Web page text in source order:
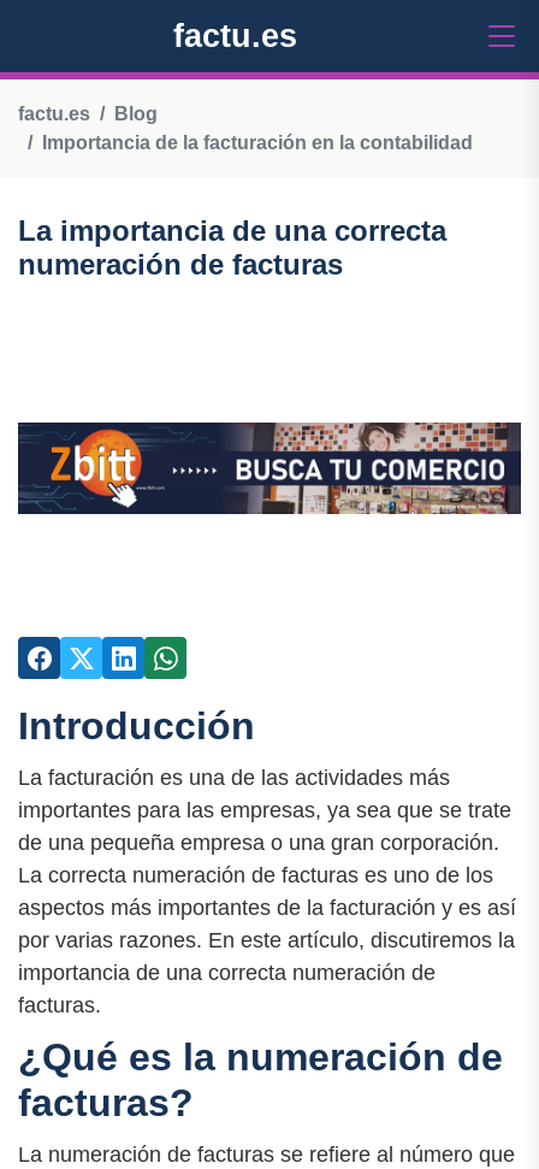
factu.es
factu.es
Blog
Importancia de la facturación en la contabilidad
La importancia de una correcta
numeración de facturas
Introducción
La facturación es una de las actividades más
importantes para las empresas, ya sea que se trate
de una pequeña empresa o una gran corporación.
La correcta numeración de facturas es uno de los
aspectos más importantes de la facturación y es así
por varias razones. En este artículo, discutiremos la
importancia de una correcta numeración de
facturas.
¿Qué es la numeración de
facturas?
La numeración de facturas se refiere al número que